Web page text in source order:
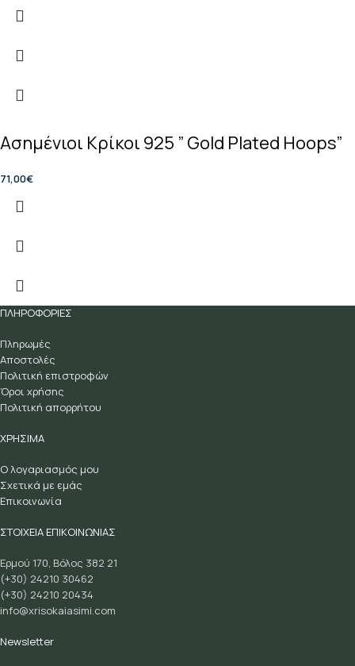
Ασημένιοι Κρίκοι 925 ” Gold Plated Hoops”
71,00€
ΠΛΗΡΟΦΟΡΙΕΣ
Πληρωμές
Αποστολές
Πολιτική επιστροφών
Όροι χρήσης
Πολιτική απορρήτου
ΧΡΗΣΙΜΑ
Ο λογαριασμός μου
Σχετικά με εμάς
Επικοινωνία
ΣΤΟΙΧΕΙΑ ΕΠΙΚΟΙΝΩΝΙΑΣ
Ερμού 170, Βόλος 382 21
(+30) 24210 30462
(+30) 24210 20434
info@xrisokaiasimi.com
Newsletter